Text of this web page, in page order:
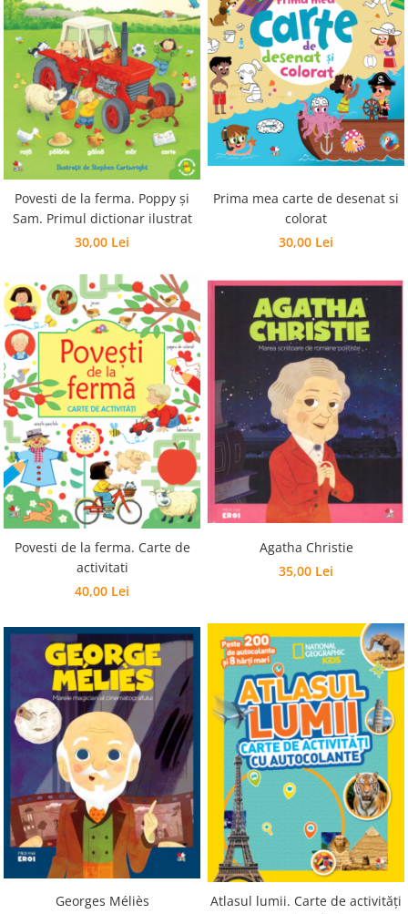
Povesti de la ferma. Poppy și
Sam. Primul dictionar ilustrat
30,00 Lei
Prima mea carte de desenat si
colorat
30,00 Lei
Povesti de la ferma. Carte de
activitati
40,00 Lei
Agatha Christie
35,00 Lei
Georges Méliès
Atlasul lumii. Carte de activități